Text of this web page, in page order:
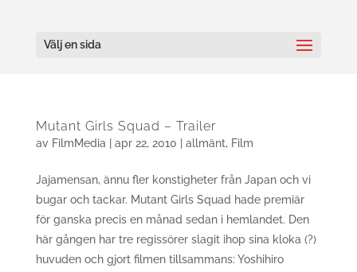
Välj en sida
Mutant Girls Squad – Trailer
av FilmMedia apr 22, 2010 allmänt, Film
Jajamensan, ännu fler konstigheter från Japan och vi
bugar och tackar. Mutant Girls Squad hade premiär
för ganska precis en månad sedan i hemlandet. Den
här gången har tre regissörer slagit ihop sina kloka (?)
huvuden och gjort filmen tillsammans: Yoshihiro